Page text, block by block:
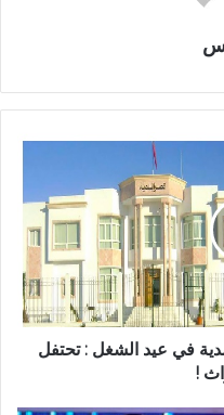
في عيد الشغل : تحتفل
!